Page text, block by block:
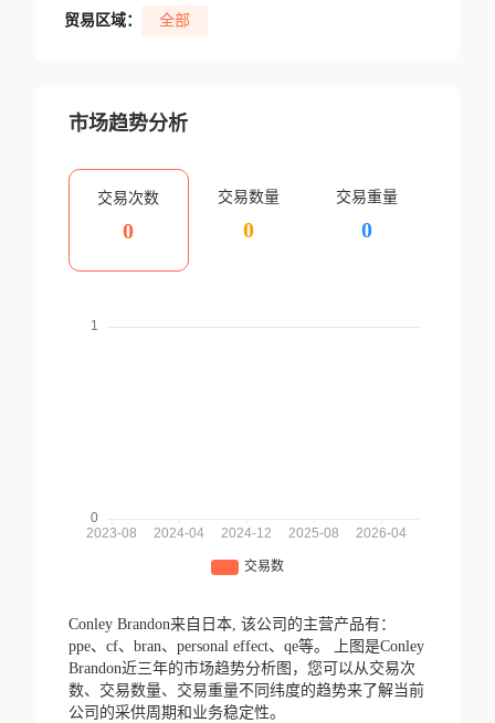
贸易区域： 全部
市场趋势分析
交易次数
0
交易数量
0
交易重量
0
Conley Brandon来自日本, 该公司的主营产品有：
ppe、cf、bran、personal effect、qe等。
上图是Conley
Brandon近三年的市场趋势分析图，您可以从交易次
数、交易数量、交易重量不同纬度的趋势来了解当前
公司的采供周期和业务稳定性。